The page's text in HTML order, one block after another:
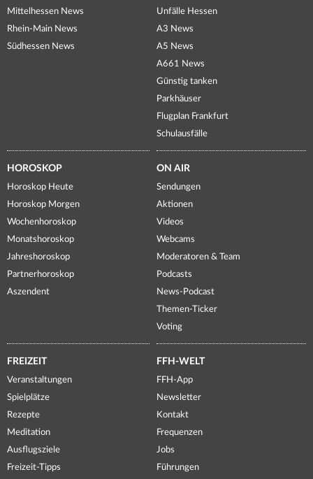
Mittelhessen News
Rhein-Main News
Südhessen News
Unfälle Hessen
A3 News
A5 News
A661 News
Günstig tanken
Parkhäuser
Flugplan Frankfurt
Schulausfälle
HOROSKOP
Horoskop Heute
Horoskop Morgen
Wochenhoroskop
Monatshoroskop
Jahreshoroskop
Partnerhoroskop
Aszendent
ON AIR
Sendungen
Aktionen
Videos
Webcams
Moderatoren & Team
Podcasts
News-Podcast
Themen-Ticker
Voting
FREIZEIT
Veranstaltungen
Spielplätze
Rezepte
Meditation
Ausflugsziele
Freizeit-Tipps
FFH-WELT
FFH-App
Newsletter
Kontakt
Frequenzen
Jobs
Führungen